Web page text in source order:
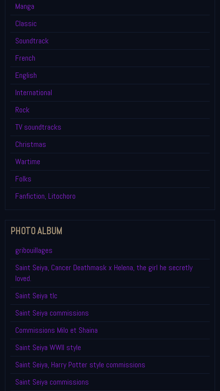
Manga
Classic
Soundtrack
French
English
International
Rock
TV soundtracks
Christmas
Wartime
Folks
Fanfiction, Litochoro
PHOTO ALBUM
gribouillages
Saint Seiya, Cancer Deathmask x Helena, the girl he secretly
loved.
Saint Seiya tlc
Saint Seiya commissions
Commissions Milo et Shaina
Saint Seiya WWII style
Saint Seiya, Harry Potter style commissions
Saint Seiya commissions